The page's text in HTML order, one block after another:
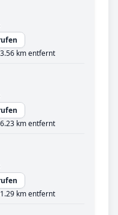
km entfernt
km entfernt
km entfernt